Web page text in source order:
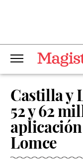
Castilla y
52 y 62
Lomce